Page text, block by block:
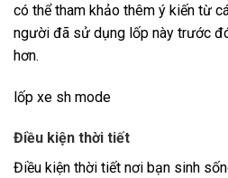
có thể tham khảo thêm ý kiến từ
người đã sử dụng lốp này trước
hơn.
lốp xe sh mode
Điều kiện thời tiết
Điều kiện thời tiết nơi bạn sinh